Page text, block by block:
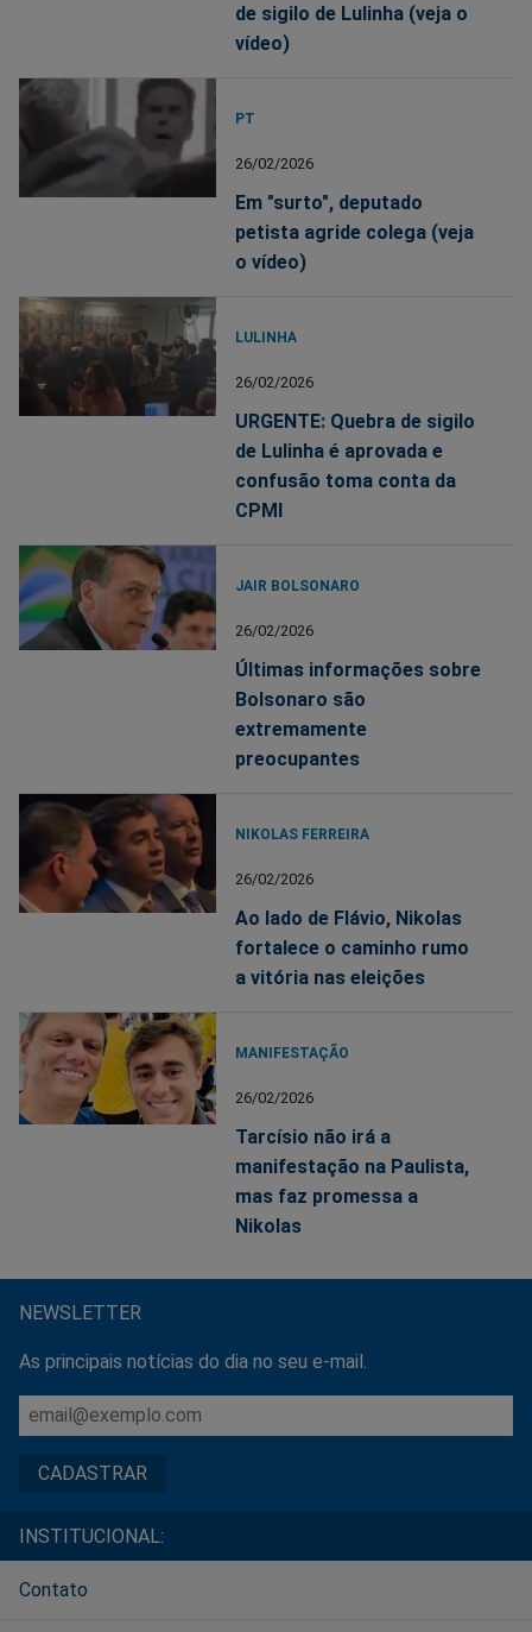
de sigilo de Lulinha (veja o
vídeo)
PT
26/02/2026
Em "surto", deputado
petista agride colega (veja
o vídeo)
LULINHA
26/02/2026
URGENTE: Quebra de sigilo
de Lulinha é aprovada e
confusão toma conta da
CPMI
JAIR BOLSONARO
26/02/2026
Últimas informações sobre
Bolsonaro são
extremamente
preocupantes
NIKOLAS FERREIRA
26/02/2026
Ao lado de Flávio, Nikolas
fortalece o caminho rumo
a vitória nas eleições
MANIFESTAÇÃO
26/02/2026
Tarcísio não irá a
manifestação na Paulista,
mas faz promessa a
Nikolas
NEWSLETTER
As principais notícias do dia no seu e-mail.
INSTITUCIONAL:
Contato